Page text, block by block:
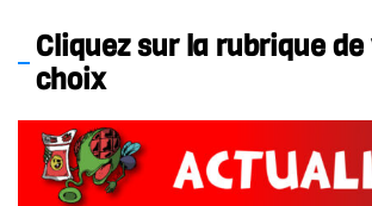
Cliquez sur la rubrique
choix